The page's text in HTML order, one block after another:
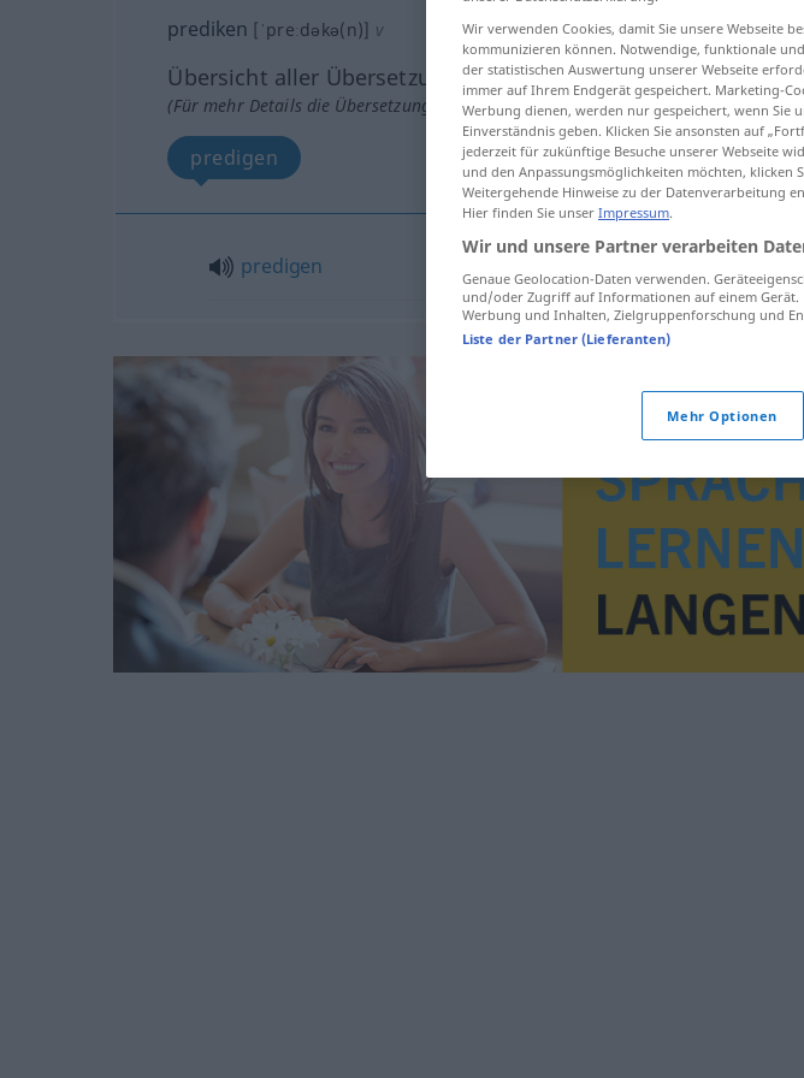
prediken [ˈpreːdəkə(n)] v
Übersicht aller Übersetzungen
(Für mehr Details die Übersetzung anklicken/antippen)
predigen
predigen
Wir verwenden Cookies, damit Sie unsere Webseite
kommunizieren können. Notwendige, funktionale
der statistischen Auswertung unserer Webseite
immer auf Ihrem Endgerät gespeichert. Marketing-
Werbung dienen, werden nur gespeichert, wenn Sie
Einverständnis geben. Klicken Sie ansonsten auf
jederzeit für zukünftige Besuche unserer Webseite
und den Anpassungsmöglichkeiten möchten, klicken
Weitergehende Hinweise zu der Datenverarbeitung
Hier finden Sie unser Impressum.
Wir und unsere Partner verarbeiten
Genaue Geolocation-Daten verwenden.
und/oder Zugriff auf Informationen auf einem
Werbung und Inhalten, Zielgruppenforschung und
Liste der Partner (Lieferanten)
Mehr Optionen